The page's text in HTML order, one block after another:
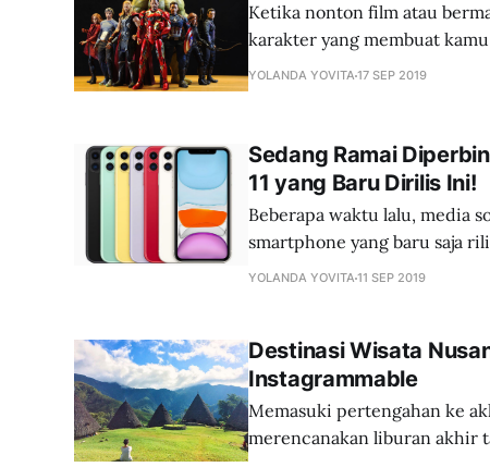
Ketika nonton film atau
karakter yang membuat
Hal itu bisa saja karena
YOLANDA YOVITA17 SEP 2019
Sedang Ramai
11 yang Baru Dirilis Ini!
Beberapa waktu lalu, media
smartphone yang baru saja
Apple kembali meluncurkan
YOLANDA YOVITA11 SEP 2019
Destinasi Wisata
Instagrammable
Memasuki pertengahan ke
merencanakan liburan akhir